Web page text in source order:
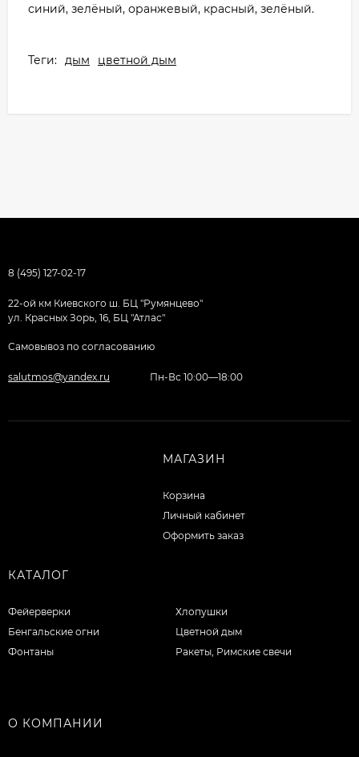
синий, зелёный, оранжевый, красный, зелёный.
Теги: дым цветной дым
8 (495) 127-02-17
22-ой км Киевского ш. БЦ "Румянцево"
ул. Красных Зорь, 16, БЦ "Атлас"
Самовывоз по согласованию
salutmos@yandex.ru Пн-Вс 10:00—18:00
МАГАЗИН
Корзина
Личный кабинет
Оформить заказ
КАТАЛОГ
Фейерверки
Бенгальские огни
Фонтаны
Хлопушки
Цветной дым
Ракеты, Римские свечи
О КОМПАНИИ